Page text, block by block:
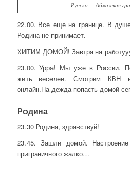
Русско — Абхазская
22.00. Все еще на границе. В
Родина не принимает.
ХИТИМ ДОМОЙ! Завтра на
23.00. Урра! Мы уже в России.
жить веселее. Смотрим КВН и
онлайн.На дежда попасть домой
Родина
23.30 Родина, здравствуй!
23.45. Зашли домой.
приграничного жалко…